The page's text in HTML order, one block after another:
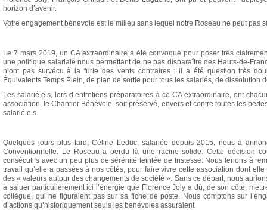
horizon d’avenir.
Votre engagement bénévole est le milieu sans lequel notre Roseau ne peut pas
Le 7 mars 2019, un CA extraordinaire a été convoqué pour poser très
une politique salariale nous permettant de ne pas disparaître des Hauts-de-
n’ont pas survécu à la furie des vents contraires : il a été question très
Équivalents Temps Plein, de plan de sortie pour tous les salariés, de dissolution
Les salarié.e.s, lors d’entretiens préparatoires à ce CA extraordinaire, ont
association, le Chantier Bénévole, soit préservé, envers et contre toutes les
salarié.e.s.
Quelques jours plus tard, Céline Leduc, salariée depuis 2015, nous a
Conventionnelle. Le Roseau a perdu là une racine solide. Cette décision
consécutifs avec un peu plus de sérénité teintée de tristesse. Nous tenons à
travail qu’elle a passées à nos côtés, pour faire vivre cette association dont
des « valeurs autour des changements de société ». Sans ce départ, nous
à saluer particulièrement ici l’énergie que Florence Joly a dû, de son côté,
collègue, qui ne figuraient pas sur sa fiche de poste. Nous comptons sur
d’actions qu’historiquement seuls les bénévoles assuraient.